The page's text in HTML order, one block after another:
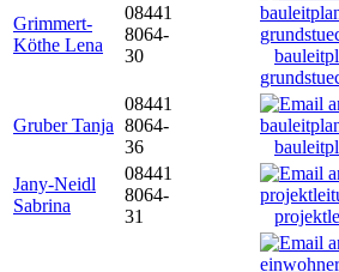
Grimmert-
Köthe Lena
08441
8064-
30
Gruber Tanja
08441
8064-
36
Jany-Neidl
Sabrina
08441
8064-
31